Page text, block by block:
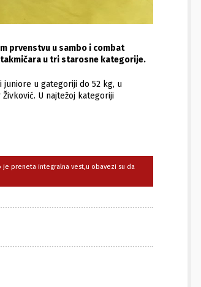
prvenstvu u sambo i combat
u tri starosne kategorije.
u gategoriji do 52 kg, u
U najtežoj kategoriji
preneta integralna vest,u obavezi su da